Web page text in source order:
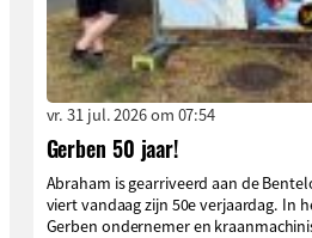
vr. 31 jul. 2026 om 07:54
Gerben 50 jaar!
Abraham is gearriveerd aan de
viert vandaag zijn 50e verjaardag. In
Gerben ondernemer en